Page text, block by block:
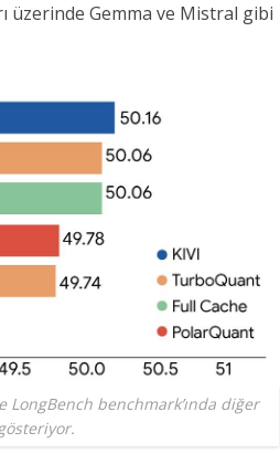
üzerinde Gemma ve Mistral gibi
benchmark’ında diğer